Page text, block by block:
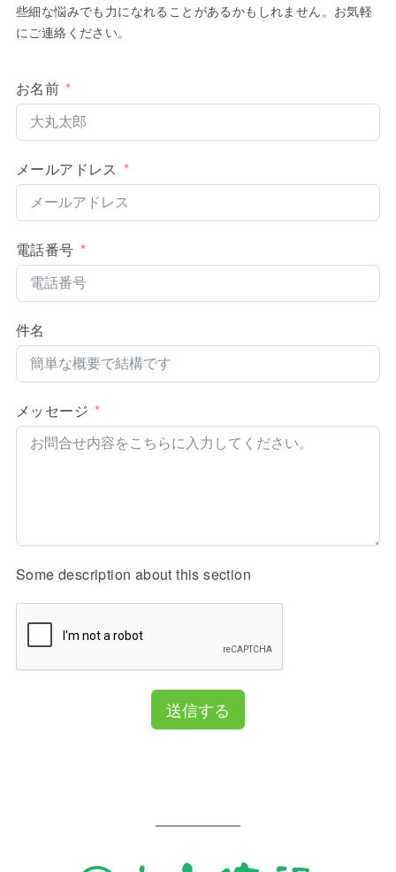
些細な悩みでも力になれることがあるかもしれません。お気軽
にご連絡ください。
お名前
メールアドレス
電話番号
件名
メッセージ
Some description about this section
送信する